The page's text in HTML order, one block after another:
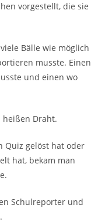
vorgestellt, die sie
Bälle wie möglich
musste. Einen
und einen wo
heißen Draht.
Quiz gelöst hat oder
hat, bekam man
Schulreporter und